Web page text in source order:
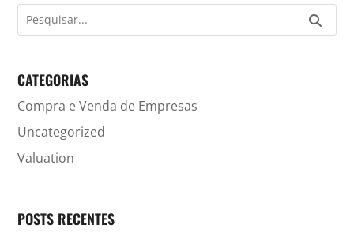
CATEGORIAS
Compra e Venda de Empresas
Uncategorized
Valuation
POSTS RECENTES